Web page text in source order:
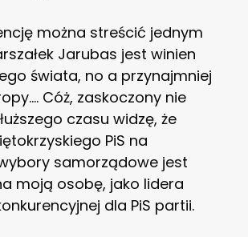
można streścić jednym
Jarubas jest winien
świata, no a przynajmniej
Cóż, zaskoczony nie
czasu widzę, że
PiS na
samorządowe jest
moją osobę, jako lidera
dla PiS partii.